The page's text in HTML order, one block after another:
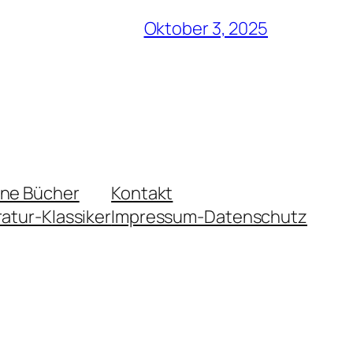
Oktober 3, 2025
Bücher
Klassiker
Kontakt
Impressum-Datenschutz